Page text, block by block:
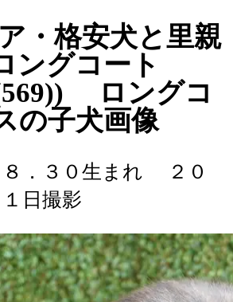
・格安犬と里親
ングコート
ロングコ
の子犬画像
．３０生まれ
２０
日撮影